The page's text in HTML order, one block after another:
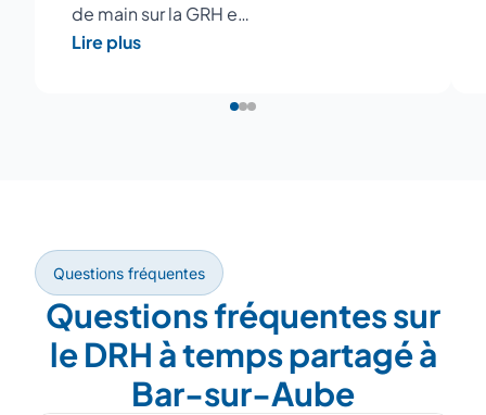
de main sur la GRH e…
Lire plus
Questions fréquentes
Questions fréquentes sur
le DRH à temps partagé à
Bar-sur-Aube